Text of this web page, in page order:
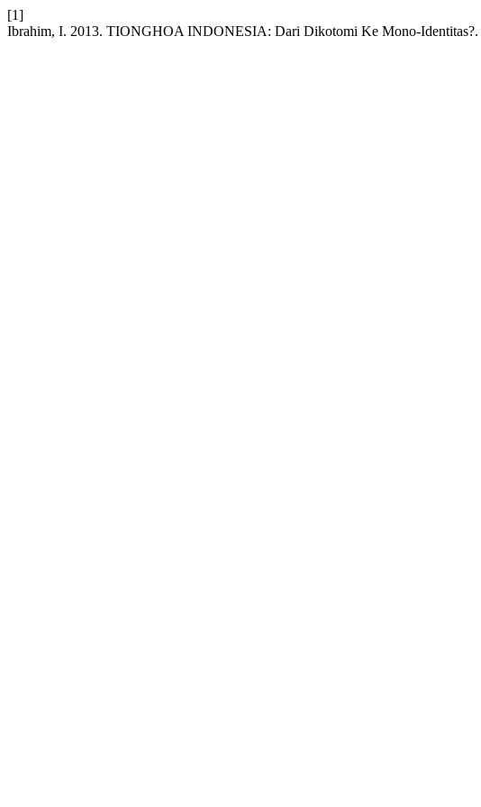
[1]
Ibrahim, I. 2013. TIONGHOA INDONESIA: Dari Dikotomi Ke Mono-Identitas?.